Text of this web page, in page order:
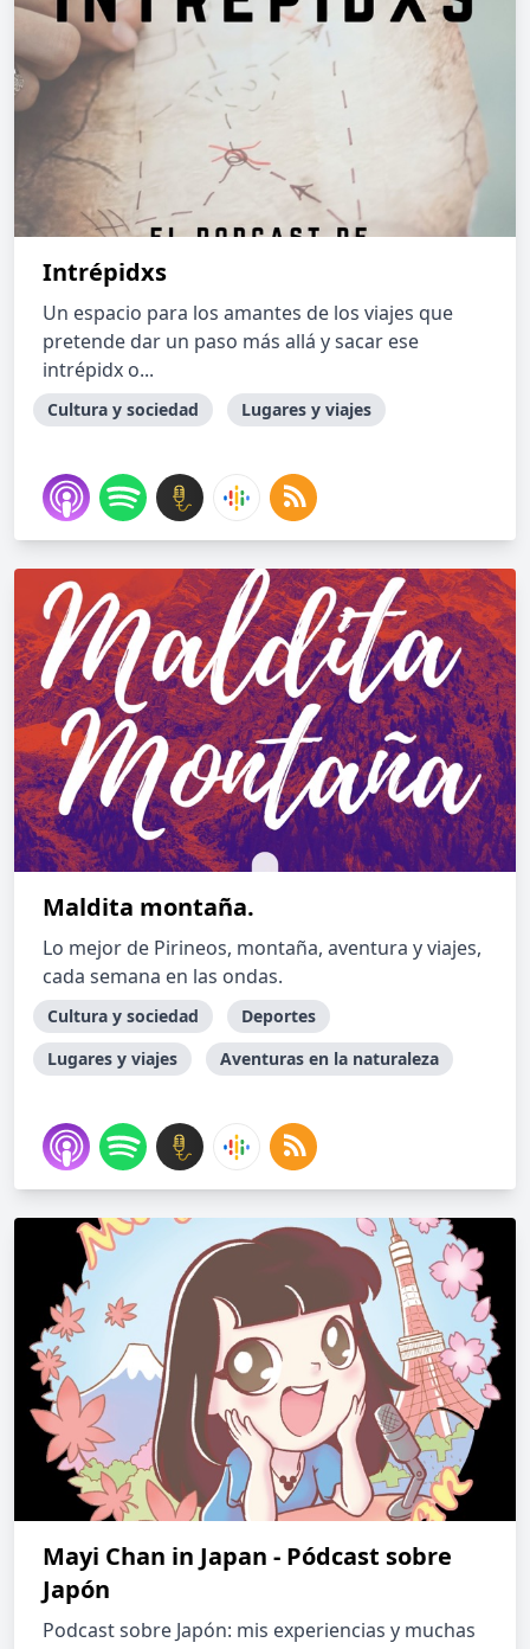
Intrépidxs
Un espacio para los amantes de los viajes que
pretende dar un paso más allá y sacar ese
intrépidx o...
Cultura y sociedad Lugares y viajes
Maldita montaña.
Lo mejor de Pirineos, montaña, aventura y viajes,
cada semana en las ondas.
Cultura y sociedad
Deportes
Lugares y viajes
Aventuras en la naturaleza
Mayi Chan in Japan - Pódcast sobre
Japón
Podcast sobre Japón: mis experiencias y muchas